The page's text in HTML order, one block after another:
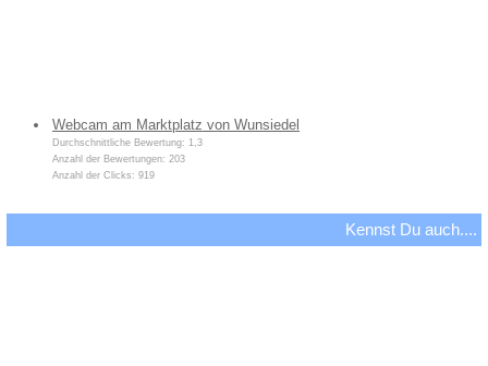
Webcam am Marktplatz von Wunsiedel
Durchschnittliche Bewertung: 1,3
Anzahl der Bewertungen: 203
Anzahl der Clicks: 919
Kennst Du auch....